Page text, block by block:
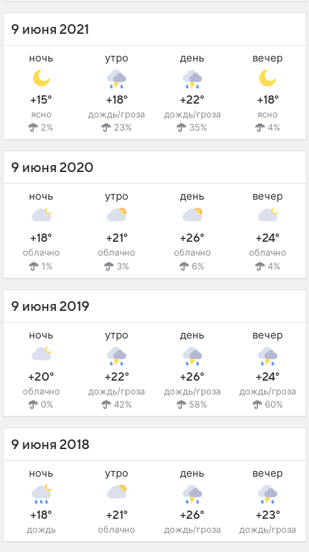
9 июня 2021
ночь
+15°
ясно
2%
утро
+18°
дождь/гроза
23%
день
+22°
дождь/гроза
35%
вечер
+18°
ясно
4%
9 июня 2020
ночь
+18°
облачно
1%
утро
+21°
облачно
3%
день
+26°
облачно
6%
вечер
+24°
облачно
4%
9 июня 2019
ночь
+20°
облачно
0%
утро
+22°
дождь/гроза
42%
день
+26°
дождь/гроза
58%
вечер
+24°
дождь/гроза
60%
9 июня 2018
ночь
+18°
дождь
утро
+21°
облачно
день
+26°
дождь/гроза
вечер
+23°
дождь/гроза